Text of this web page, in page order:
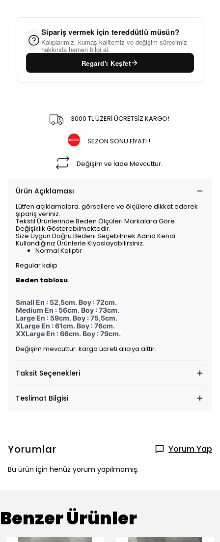
Sipariş vermek için tereddütlü müsün?
Kalıplarımız, kumaş kalitemiz ve değişim sürecimiz
hakkında hemen bilgi al.
Regard'ı Keşfet
3000 TL ÜZERİ ÜCRETSİZ KARGO!
SEZON SONU FİYATI !
Değişim ve İade Mevcuttur.
Ürün Açıklaması
Lütfen açıklamalara. görsellere ve ölçülere dikkat ederek
şipariş veriniz.
Tekstil Ürünlerinde Beden Ölçüleri Markalara Göre
Değişiklik Gösterebilmektedir.
Size Uygun Doğru Bedeni Seçebilmek Adına Kendi
Kullandığınız Ürünlerle Kıyaslayabilirsiniz.
Normal Kalıptır
Regular kalıp
Beden tablosu
Small En : 52,5cm. Boy : 72cm.
Medium En : 56cm. Boy : 73cm.
Large En : 59cm. Boy : 75,5cm.
XLarge En : 61cm. Boy : 76cm.
XXLarge En : 66cm. Boy : 79cm.
Değişim mevcuttur. kargo ücreti alıcıya aittir.
Taksit Seçenekleri
Teslimat Bilgisi
Yorumlar Yorum Yap
Bu ürün için henüz yorum yapılmamış.
Benzer Ürünler